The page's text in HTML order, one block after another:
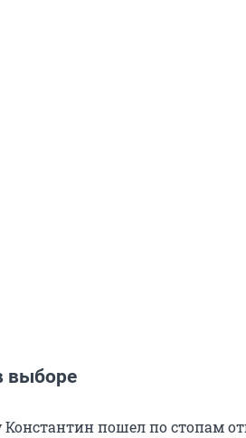
выборе
Константин пошел по стопам